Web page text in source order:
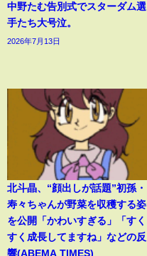
中野たむ告別式でスターダム選
手たち大号泣。
2026年7月13日
北斗晶、“顔出しが話題”初孫・
寿々ちゃんが野菜を収穫する姿
を公開「かわいすぎる」「すく
すく成長してますね」などの反
響(ABEMA TIMES)